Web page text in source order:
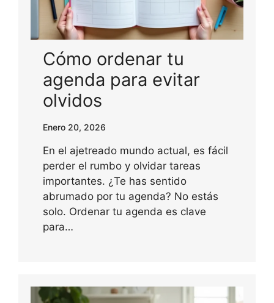
Cómo ordenar tu
agenda para evitar
olvidos
Enero 20, 2026
En el ajetreado mundo actual, es fácil
perder el rumbo y olvidar tareas
importantes. ¿Te has sentido
abrumado por tu agenda? No estás
solo. Ordenar tu agenda es clave
para…